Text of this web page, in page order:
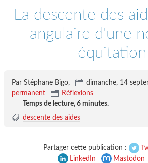
La descente des
angulaire d'une
équitation
Par Stéphane Bigo, dimanche, 14
permanent
Réflexions
Temps de lecture, 6 minutes.
descente des aides
Partager cette publication :
LinkedIn
Mastodon